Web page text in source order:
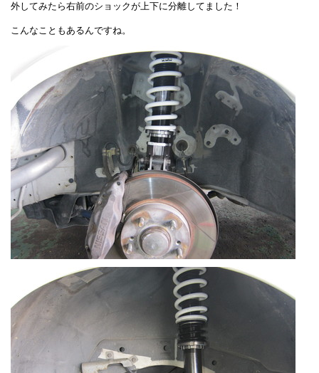
外してみたら右前のショックが上下に分離してました！
こんなこともあるんですね。